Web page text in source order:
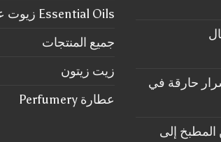
الحمراء 5 اسرار حارقة في
المطبخ إلى
Essential Oils زيوت عطرية اساسية
جميع المنتجات
زيت زيتون
عطارة Perfumery